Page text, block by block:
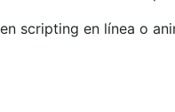
scripting en línea o